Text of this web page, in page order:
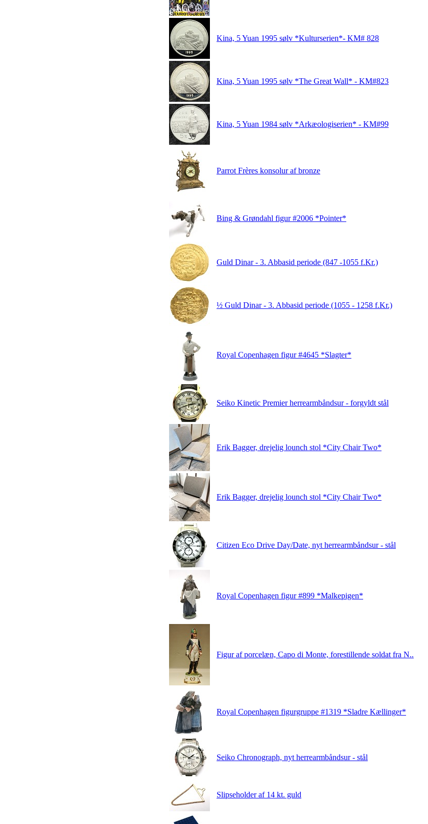
Kina, 5 Yuan 1995 sølv *Kulturserien*- KM# 828
Kina, 5 Yuan 1995 sølv *The Great Wall* - KM#823
Kina, 5 Yuan 1984 sølv *Arkæologiserien* - KM#99
Parrot Frères konsolur af bronze
Bing & Grøndahl figur #2006 *Pointer*
Guld Dinar - 3. Abbasid periode (847 -1055 f.Kr.)
½ Guld Dinar - 3. Abbasid periode (1055 - 1258 f.Kr.)
Royal Copenhagen figur #4645 *Slagter*
Seiko Kinetic Premier herrearmbåndsur - forgyldt stål
Erik Bagger, drejelig lounch stol *City Chair Two*
Erik Bagger, drejelig lounch stol *City Chair Two*
Citizen Eco Drive Day/Date, nyt herrearmbåndsur - stål
Royal Copenhagen figur #899 *Malkepigen*
Figur af porcelæn, Capo di Monte, forestillende soldat fra N..
Royal Copenhagen figurgruppe #1319 *Sladre Kællinger*
Seiko Chronograph, nyt herrearmbåndsur - stål
Slipseholder af 14 kt. guld